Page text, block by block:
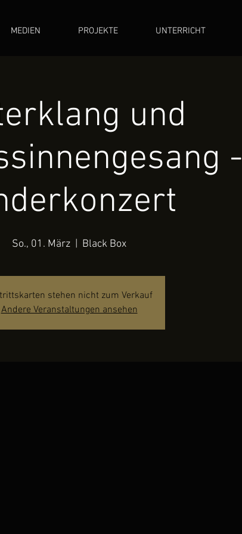
MEDIEN PROJEKTE UNTERRICHT
und
-
So., 01. März Black Box
stehen nicht zum Verkauf
Andere Veranstaltungen ansehen